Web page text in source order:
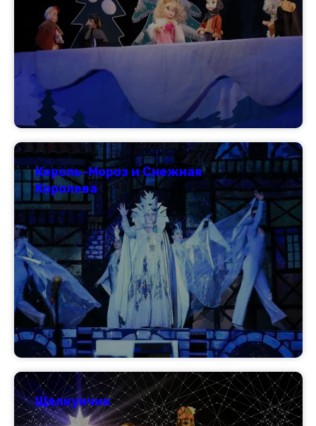
Король-Мороз и Снежная
Королева
Щелкунчик